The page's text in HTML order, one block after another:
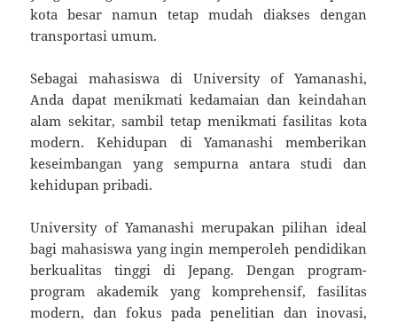
kota besar namun tetap mudah diakses dengan
transportasi umum.
Sebagai mahasiswa di University of Yamanashi,
Anda dapat menikmati kedamaian dan keindahan
alam sekitar, sambil tetap menikmati fasilitas kota
modern. Kehidupan di Yamanashi memberikan
keseimbangan yang sempurna antara studi dan
kehidupan pribadi.
University of Yamanashi merupakan pilihan ideal
bagi mahasiswa yang ingin memperoleh pendidikan
berkualitas tinggi di Jepang. Dengan program-
program akademik yang komprehensif, fasilitas
modern, dan fokus pada penelitian dan inovasi,